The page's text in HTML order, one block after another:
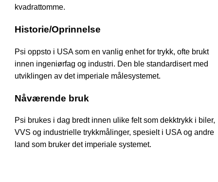
kvadrattomme.
Historie/Oprinnelse
Psi oppsto i USA som en vanlig enhet for trykk, ofte brukt
innen ingeniørfag og industri. Den ble standardisert med
utviklingen av det imperiale målesystemet.
Nåværende bruk
Psi brukes i dag bredt innen ulike felt som dekktrykk i biler,
VVS og industrielle trykkmålinger, spesielt i USA og andre
land som bruker det imperiale systemet.